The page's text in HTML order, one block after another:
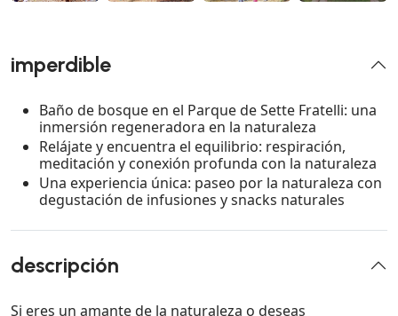
imperdible
Baño de bosque en el Parque de Sette Fratelli: una
inmersión regeneradora en la naturaleza
Relájate y encuentra el equilibrio: respiración,
meditación y conexión profunda con la naturaleza
Una experiencia única: paseo por la naturaleza con
degustación de infusiones y snacks naturales
descripción
Si eres un amante de la naturaleza o deseas